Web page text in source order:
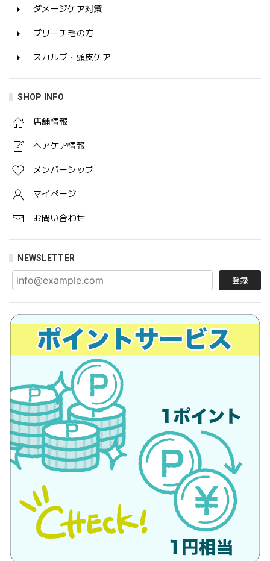
ダメージケア対策
ブリーチ毛の方
スカルプ・頭皮ケア
SHOP INFO
店舗情報
ヘアケア情報
メンバーシップ
マイページ
お問い合わせ
NEWSLETTER
登録